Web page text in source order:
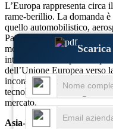
L’Europa rappresenta circa
rame-berillio. La domanda
quello automobilistico,
Paesi come Germania,
modo determinante a
interruttori e componenti
dell’Unione Europea verso
incoraggia anche l’adozione
tecnologie delle energie
mercato.
Asia-Pacifico